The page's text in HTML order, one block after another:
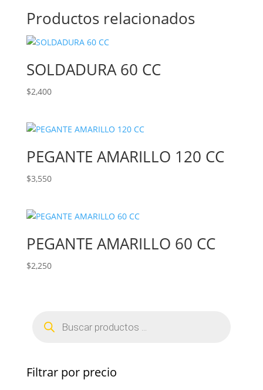
Productos relacionados
SOLDADURA 60 CC
$2,400
PEGANTE AMARILLO 120 CC
$3,550
PEGANTE AMARILLO 60 CC
$2,250
productos
Filtrar por precio